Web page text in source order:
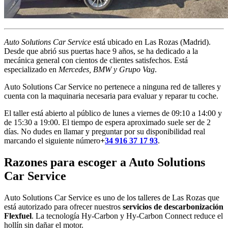
Auto Solutions Car Service está ubicado en Las Rozas (Madrid).
Desde que abrió sus puertas hace 9 años, se ha dedicado a la
mecánica general con cientos de clientes satisfechos. Está
especializado en Mercedes, BMW y Grupo Vag.
Auto Solutions Car Service no pertenece a ninguna red de talleres y
cuenta con la maquinaria necesaria para evaluar y reparar tu coche.
El taller está abierto al público de lunes a viernes de 09:10 a 14:00 y
de 15:30 a 19:00. El tiempo de espera aproximado suele ser de 2
días. No dudes en llamar y preguntar por su disponibilidad real
marcando el siguiente número+34 916 37 17 93.
Razones para escoger a Auto Solutions
Car Service
Auto Solutions Car Service es uno de los talleres de Las Rozas que
está autorizado para ofrecer nuestros servicios de descarbonización
Flexfuel. La tecnología Hy-Carbon y Hy-Carbon Connect reduce el
hollín sin dañar el motor.